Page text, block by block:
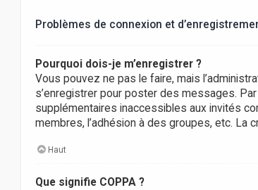
Problèmes de connexion et
Pourquoi dois-je m’enregistrer ?
Vous pouvez ne pas le faire, mais
s’enregistrer pour poster des messages.
supplémentaires inaccessibles aux invités
membres, l’adhésion à des groupes, etc. La
Haut
Que signifie COPPA ?